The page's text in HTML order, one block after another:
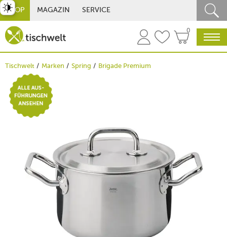
SHOP MAGAZIN SERVICE
0
Tischwelt Marken Spring Brigade Premium
umschalten